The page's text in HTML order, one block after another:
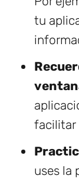
tu
facilitar
uses la